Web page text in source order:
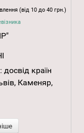
(від 10 до 40 грн.)
країн
Каменяр,